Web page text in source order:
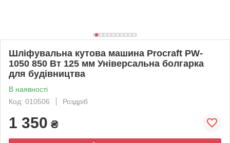
Шліфувальна кутова машина Procraft PW-
1050 850 Вт 125 мм Універсальна болгарка
для будівництва
В наявності
Код: 010506
Роздріб
1 350 ₴